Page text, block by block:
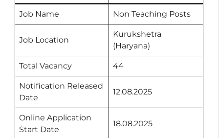
Job Name Non Teaching Posts
Job Location
Kurukshetra
(Haryana)
Total Vacancy 44
Notification Released
Date
12.08.2025
Online Application
Start Date
18.08.2025